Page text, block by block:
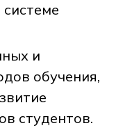
и
обучения,
студентов.